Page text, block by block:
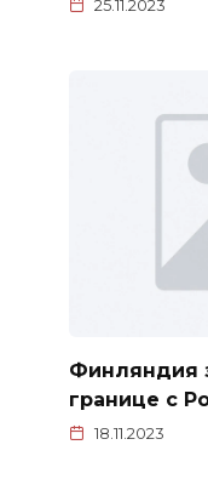
25.11.2023
Финляндия
границе с
18.11.2023